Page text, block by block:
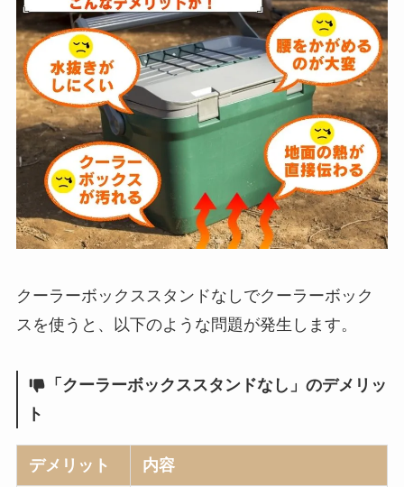
クーラーボックススタンドなしでクーラーボック
スを使うと、以下のような問題が発生します。
「クーラーボックススタンドなし」のデメリッ
ト
デメリット 内容